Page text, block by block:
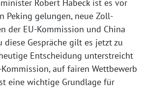
Robert Habeck ist es vor
Peking gelungen, neue Zoll-
der EU-Kommission und China
diese Gespräche gilt es jetzt zu
Entscheidung unterstreicht
auf fairen Wettbewerb
eine wichtige Grundlage für